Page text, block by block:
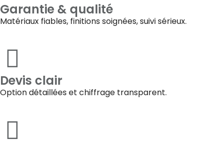
Garantie & qualité
Matériaux fiables, finitions soignées, suivi sérieux.
Devis clair
Option détaillées et chiffrage transparent.